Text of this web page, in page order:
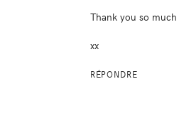
Thank you so
xx
RÉPONDRE